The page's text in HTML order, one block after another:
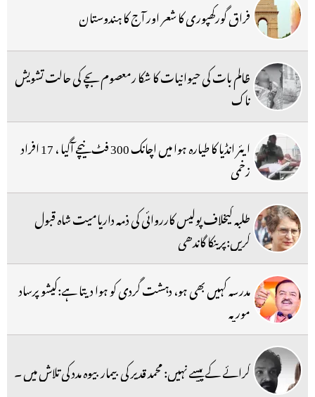
فراق گورکھپوری کا شعر اور آج کا ہندوستان
ظالم بات کی حیوانیات کا شکا رمعصوم بچے کی حالت تشویش
ناک
ایئر انڈیا کا طیارہ ہوا میں اچانک 300 فٹ نیچے آگیا ، 17 افراد
زخمی
طلبہ کیخلاف پولیس کارروائی کی ذمہ داریامیت شاہ قبول
کریں:پرینکا گاندھی
مدرسہ کہیں بھی ہو، دہشت گردی کو ہوا دیتا ہے:کیشو پرساد
موریہ
کرائے کے پیسے نہیں: محمد قدیر کی بیمار بیوہ مدد کی تلاش میں ۔